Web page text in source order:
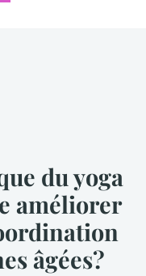
du yoga
améliorer
âgées?